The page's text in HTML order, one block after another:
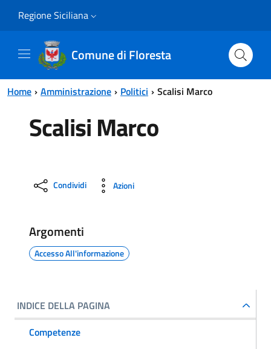
Regione Siciliana
Comune di Floresta
Home Amministrazione Politici Scalisi Marco
Scalisi Marco
Condividi Azioni
Argomenti
Accesso All'informazione
INDICE DELLA PAGINA
Competenze